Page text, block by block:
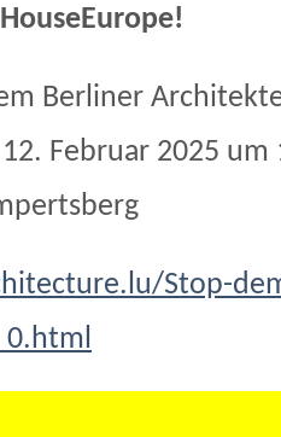
Berliner
Februar 2025 um
Stop-